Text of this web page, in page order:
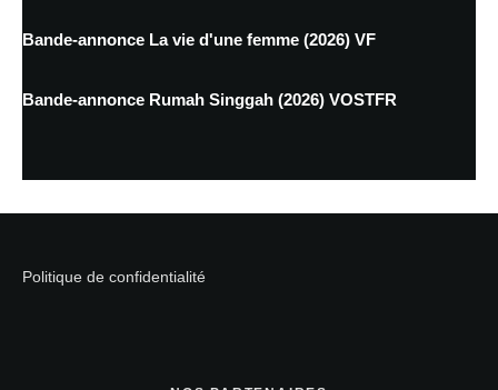
Bande-annonce La vie d'une femme (2026) VF
Bande-annonce Rumah Singgah (2026) VOSTFR
Politique de confidentialité